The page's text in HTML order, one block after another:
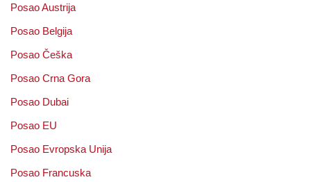
Posao Austrija
Posao Belgija
Posao Češka
Posao Crna Gora
Posao Dubai
Posao EU
Posao Evropska Unija
Posao Francuska